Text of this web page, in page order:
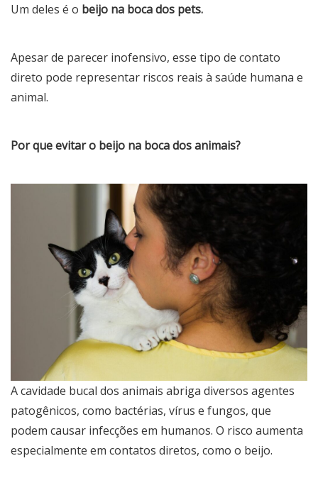
Um deles é o beijo na boca dos pets.
Apesar de parecer inofensivo, esse tipo de contato
direto pode representar riscos reais à saúde humana e
animal.
Por que evitar o beijo na boca dos animais?
A cavidade bucal dos animais abriga diversos agentes
patogênicos, como bactérias, vírus e fungos, que
podem causar infecções em humanos. O risco aumenta
especialmente em contatos diretos, como o beijo.